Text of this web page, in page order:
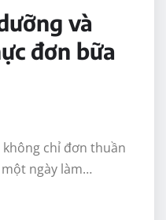
và
đơn bữa
chỉ đơn thuần
ngày làm…